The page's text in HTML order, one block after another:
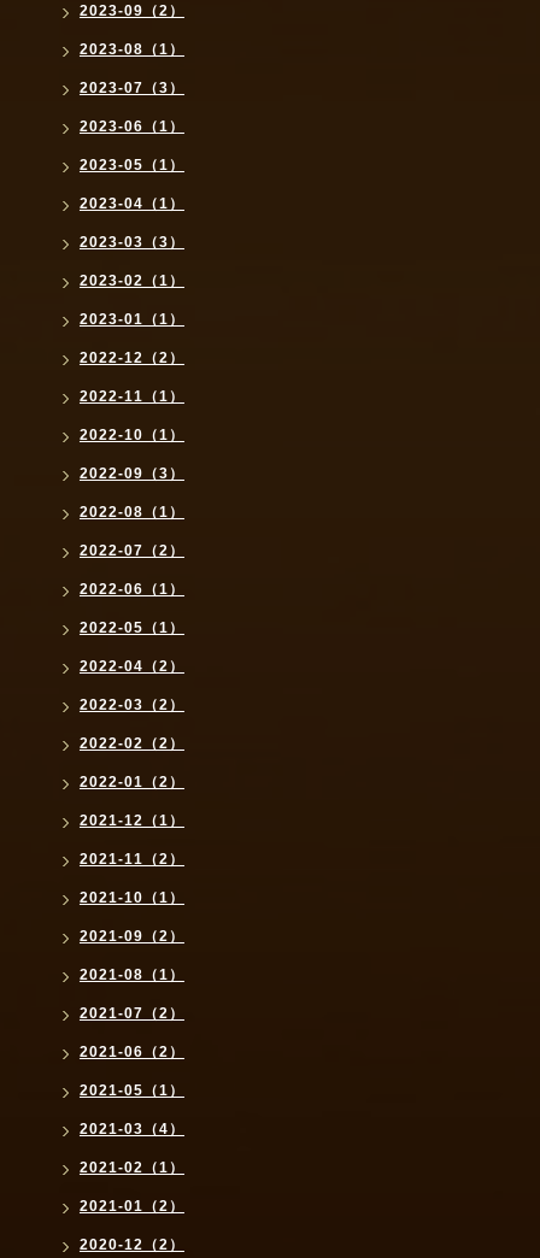
2023-09（2）
2023-08（1）
2023-07（3）
2023-06（1）
2023-05（1）
2023-04（1）
2023-03（3）
2023-02（1）
2023-01（1）
2022-12（2）
2022-11（1）
2022-10（1）
2022-09（3）
2022-08（1）
2022-07（2）
2022-06（1）
2022-05（1）
2022-04（2）
2022-03（2）
2022-02（2）
2022-01（2）
2021-12（1）
2021-11（2）
2021-10（1）
2021-09（2）
2021-08（1）
2021-07（2）
2021-06（2）
2021-05（1）
2021-03（4）
2021-02（1）
2021-01（2）
2020-12（2）